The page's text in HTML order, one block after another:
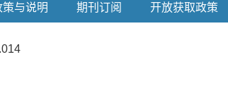
策与说明 期刊订阅 开放获取政策